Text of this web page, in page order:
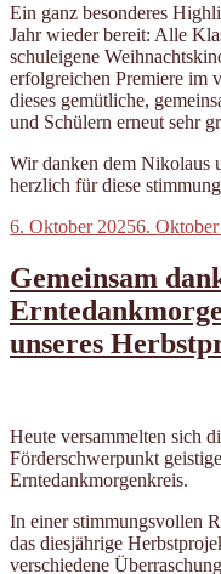
Ein ganz besonderes
Jahr wieder bereit: Alle
schuleigene
erfolgreichen Premiere im
dieses gemütliche,
und Schülern erneut sehr
Wir danken dem Nikolaus
herzlich für diese
Veröffentlicht
6. Oktober 20256.
Gemeinsam
unseres
Heute versammelten sich
Förderschwerpunkt
Erntedankmorgenkreis.
In einer stimmungsvollen
das diesjährige
verschiedene